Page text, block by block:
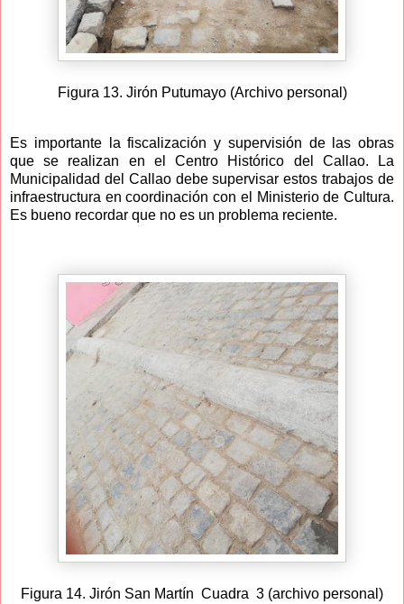
Figura 13. Jirón Putumayo (Archivo personal)
Es importante la fiscalización y supervisión de las obras
que se realizan en el Centro Histórico del Callao. La
Municipalidad del Callao debe supervisar estos trabajos de
infraestructura en coordinación con el Ministerio de Cultura.
Es bueno recordar que no es un problema reciente.
Figura 14. Jirón San Martín Cuadra 3 (archivo personal)